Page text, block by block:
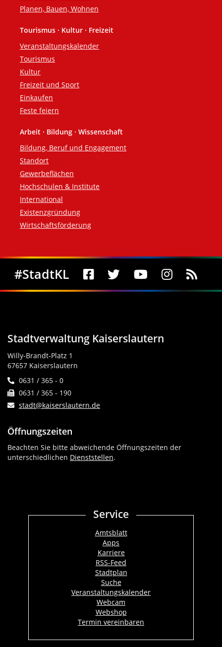
Planen, Bauen, Wohnen
Tourismus · Kultur · Freizeit
Veranstaltungskalender
Tourismus
Kultur
Freizeit und Sport
Einkaufen
Feste feiern
Arbeit · Bildung · Wissenschaft
Bildung, Beruf und Engagement
Standort
Gewerbeflächen
Hochschulen & Institute
International
Existenzgründung
Wirtschaftsförderung
Social Media
#StadtKL
Stadtverwaltung Kaiserslautern
Willy-Brandt-Platz 1
67657 Kaiserslautern
0631 / 365 - 0
0631 / 365 - 190
stadt@kaiserslautern.de
Öffnungszeiten
Beachten Sie bitte abweichende Öffnungszeiten der
unterschiedlichen Dienststellen.
Service
Amtsblatt
Apps
Karriere
RSS-Feed
Stadtplan
Suche
Veranstaltungskalender
Webcam
Webshop
Termin vereinbaren